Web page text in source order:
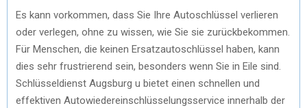
Es kann vorkommen, dass Sie Ihre Autoschlüssel verlieren
oder verlegen, ohne zu wissen, wie Sie sie zurückbekommen.
Für Menschen, die keinen Ersatzautoschlüssel haben, kann
dies sehr frustrierend sein, besonders wenn Sie in Eile sind.
Schlüsseldienst Augsburg u bietet einen schnellen und
effektiven Autowiedereinschlüsselungsservice innerhalb der